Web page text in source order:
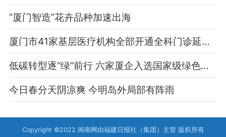
“厦门智造”花卉品种加速出海
厦门市41家基层医疗机构全部开通全科门诊延时服务
低碳转型逐“绿”前行 六家厦企入选国家级绿色工厂
今日春分天阴凉爽 今明岛外局部有阵雨
Copyright ©2022 闽南网由福建日报社（集团）主管 版权所有